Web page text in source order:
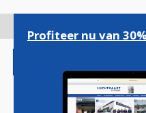
gaan
Profiteer nu van